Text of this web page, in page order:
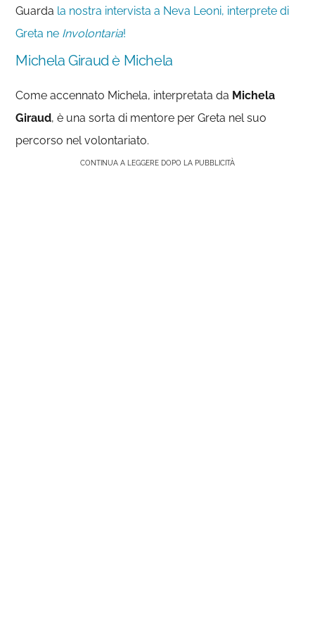
Guarda la nostra intervista a Neva Leoni, interprete di
Greta ne Involontaria!
Michela Giraud è Michela
Come accennato Michela, interpretata da Michela
Giraud, è una sorta di mentore per Greta nel suo
percorso nel volontariato.
CONTINUA A LEGGERE DOPO LA PUBBLICITÀ